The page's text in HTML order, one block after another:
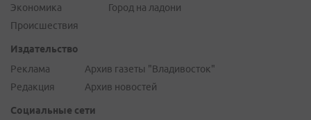
Экономика
Происшествия
Город на ладони
Издательство
Реклама
Редакция
Архив газеты "Владивосток"
Архив новостей
Социальные сети